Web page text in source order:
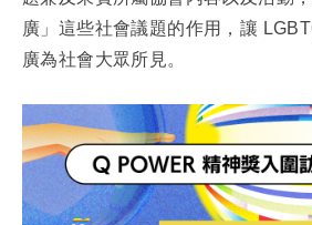
廣」這些社會議題的作用，讓
廣為社會大眾所見。